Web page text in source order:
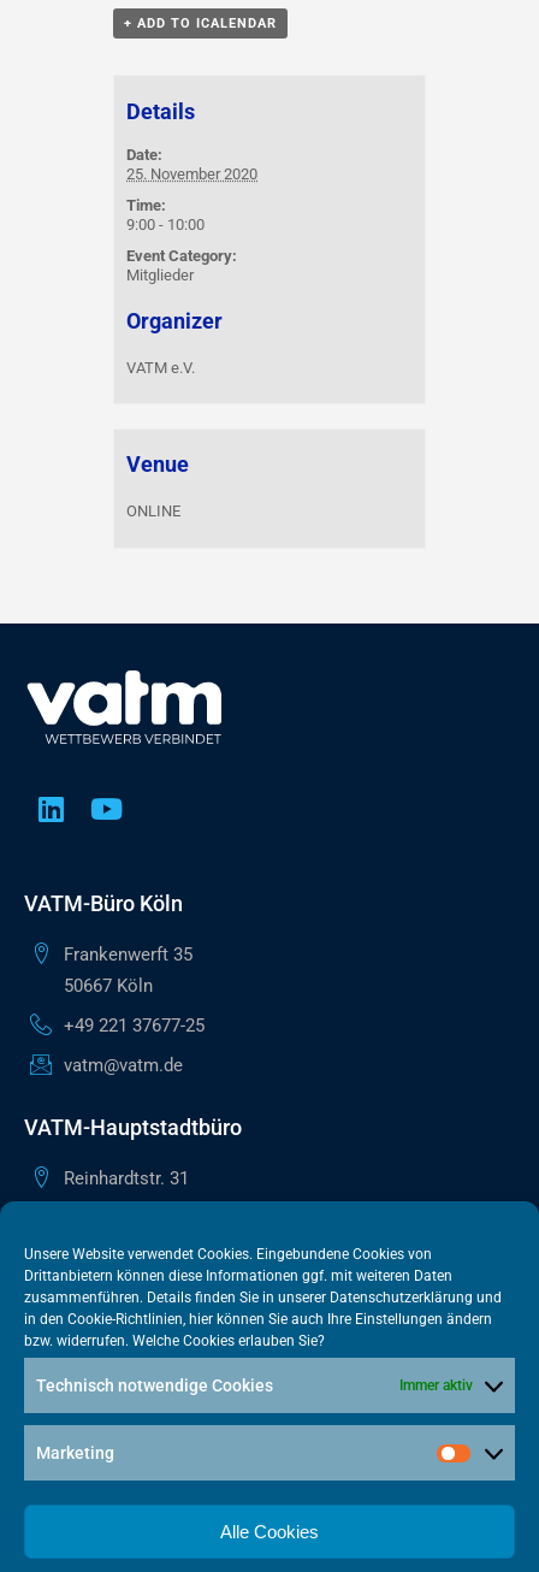
Unsere Website verwendet Cookies. Eingebundene Cookies von
Drittanbietern können diese Informationen ggf. mit weiteren Daten
zusammenführen. Details finden Sie in unserer Datenschutzerklärung und
in den Cookie-Richtlinien, hier können Sie auch Ihre Einstellungen ändern
bzw. widerrufen. Welche Cookies erlauben Sie?
Technisch notwendige Cookies Immer aktiv
Marketing
Alle Cookies
+ ADD TO ICALENDAR
Details
Date:
25. November 2020
Time:
9:00 - 10:00
Event Category:
Mitglieder
Organizer
VATM e.V.
Venue
ONLINE
VATM-Büro Köln
Frankenwerft 35
50667 Köln
+49 221 37677-25
vatm@vatm.de
VATM-Hauptstadtbüro
Reinhardtstr. 31
+49 30 505615-38
berlin@vatm.de
VATM-Büro Brüssel
„House of Competition“ Rue de Trèves 49-51